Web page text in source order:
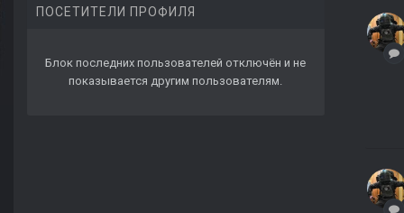
ПОСЕТИТЕЛИ ПРОФИЛЯ
Блок последних пользователей отключён и не
показывается другим пользователям.